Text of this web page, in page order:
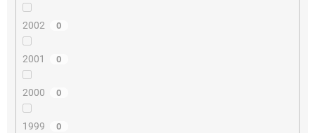
2002 0
2001 0
2000 0
1999 0